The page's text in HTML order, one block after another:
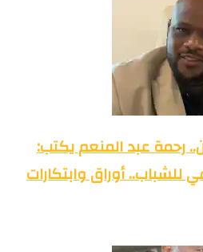
رحمة عبد المنعم يكتب:
للشباب.. أوراق وابتكارات